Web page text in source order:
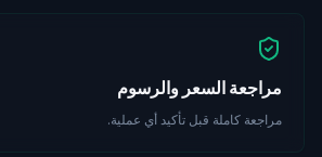
مراجعة السعر والرسوم
مراجعة كاملة قبل تأكيد أي عملية.